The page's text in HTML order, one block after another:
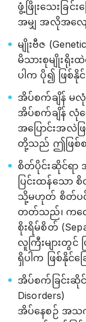
ဖွံ့ဖြိုးသေးခြင်
အမျှ အလိုအလ
မျိုးဗီဇ
မိသားစုမျိုး
ပါက ပို၍ ဖြစ်နို
အိပ်စက်ချိန် မလုံ
အိပ်စက်ချိန် လုံလ
အပြောင်းအလဲဖြ
တို့သည် ဤဖြစ်စ
စိတ်ပိုင်းဆိုင်ရာ အ
ပြင်းထန်သော
သို့မဟုတ် စိတ်ပင်ပ
တတ်သည်၊ ကလေး
စိုးရိမ်စိတ်
လူကြီးများတွင်
ရှိပါက ဖြစ်နိုင်ခ
အိပ်စက်ခြင်းဆိုင်
Disorders)
အိပ်နေစဉ် အသက်